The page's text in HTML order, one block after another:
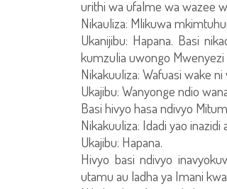
urithi wa ufalme wa wazee
Nikauliza: Mlikuwa
Ukanijibu: Hapana. Basi
kumzulia uwongo Mwenyezi
Nikakuuliza: Wafuasi wake
Ukajibu: Wanyonge ndio
Basi hivyo hasa ndivyo
Nikakuuliza: Idadi yao inazidi
Ukajibu: Hapana.
Hivyo basi ndivyo
utamu au ladha ya Imani